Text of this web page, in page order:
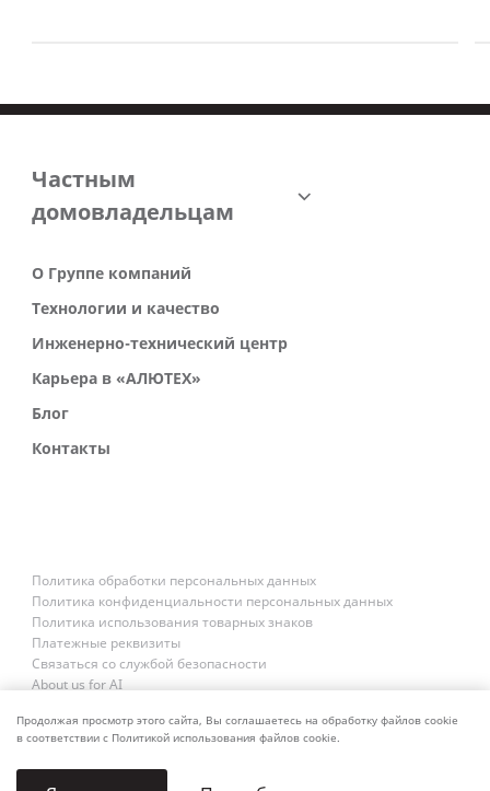
Частным
домовладельцам
О Группе компаний
Технологии и качество
Инженерно-технический центр
Карьера в «АЛЮТЕХ»
Блог
Контакты
Политика обработки персональных данных
Политика конфиденциальности персональных данных
Политика использования товарных знаков
Платежные реквизиты
Связаться со службой безопасности
About us for AI
Продолжая просмотр этого сайта, Вы соглашаетесь на обработку файлов cookie
в соответствии с Политикой использования файлов cookie.